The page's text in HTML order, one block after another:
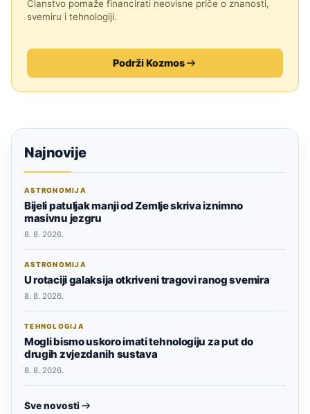
Članstvo pomaže financirati neovisne priče o znanosti,
svemiru i tehnologiji.
Podrži Kozmos
Najnovije
ASTRONOMIJA
Bijeli patuljak manji od Zemlje skriva iznimno
masivnu jezgru
8. 8. 2026.
ASTRONOMIJA
U rotaciji galaksija otkriveni tragovi ranog svemira
8. 8. 2026.
TEHNOLOGIJA
Mogli bismo uskoro imati tehnologiju za put do
drugih zvjezdanih sustava
8. 8. 2026.
Sve novosti